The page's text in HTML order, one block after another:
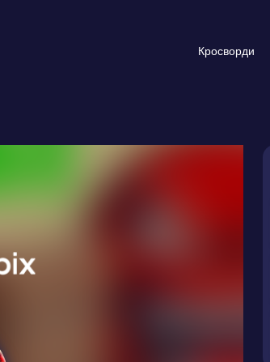
Кросворди